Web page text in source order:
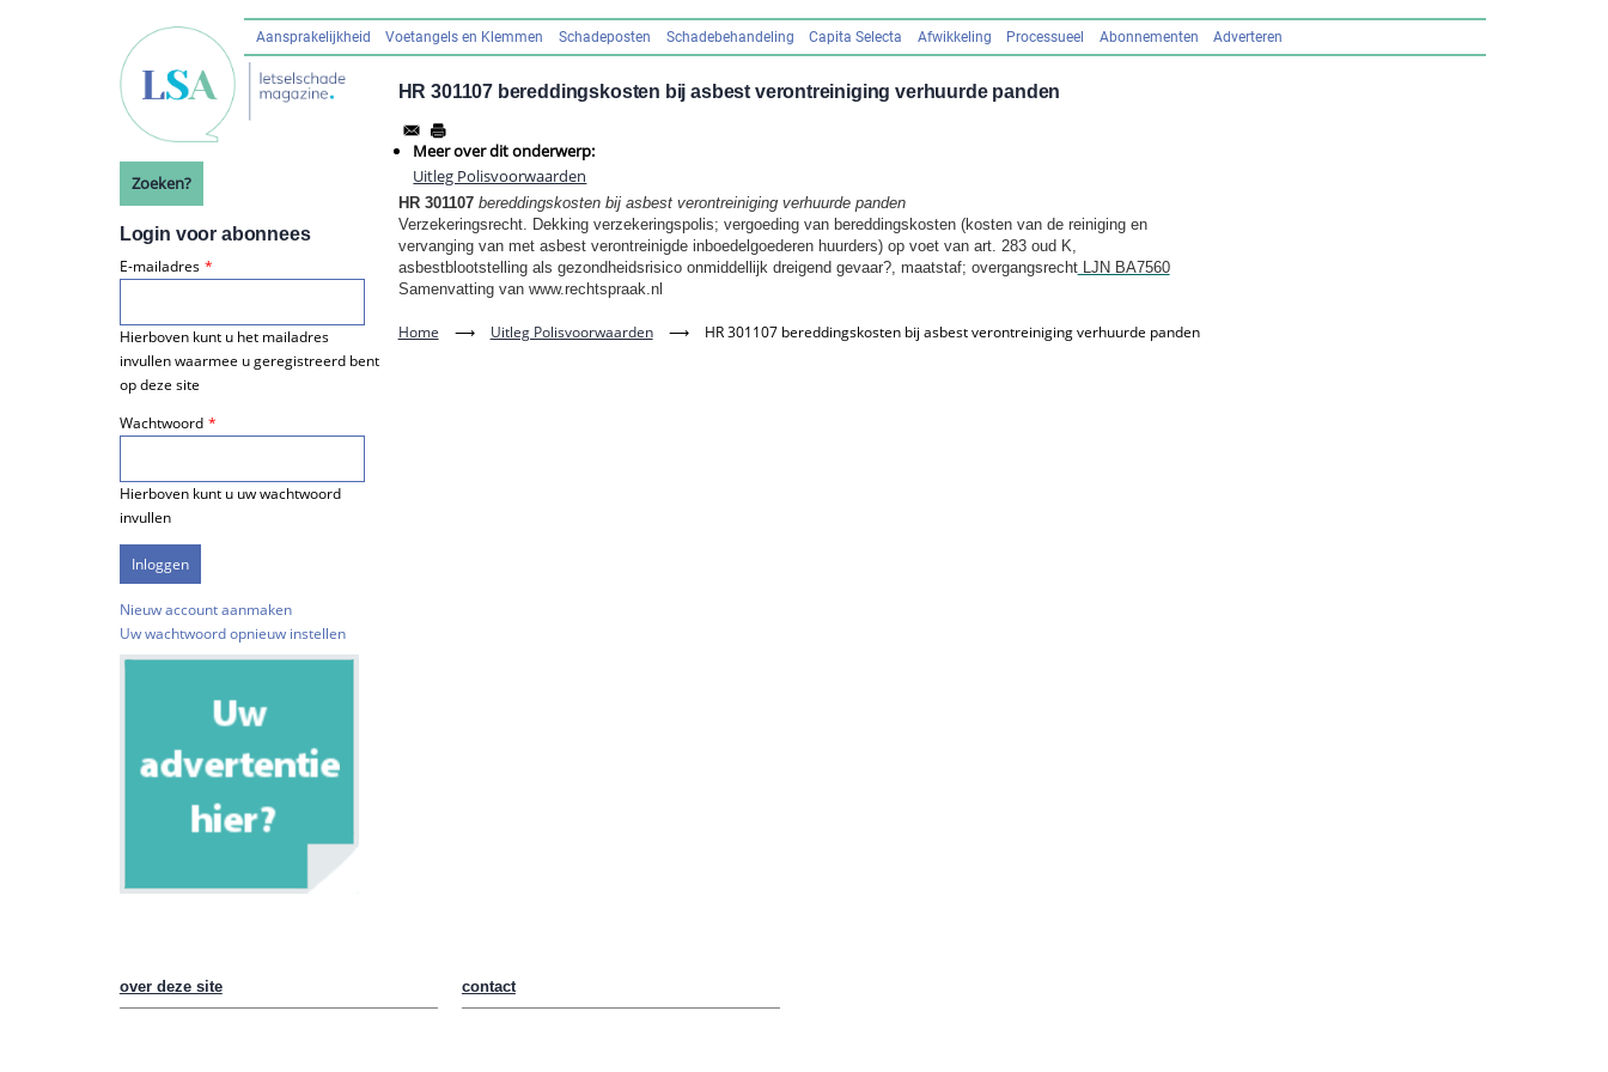
Hoofdnavigatie
Aansprakelijkheid Voetangels en Klemmen Schadeposten Schadebehandeling Capita Selecta Afwikkeling Processueel Abonnementen Adverteren
HR 301107 bereddingskosten bij asbest verontreiniging verhuurde panden
Meer over dit onderwerp:
Uitleg Polisvoorwaarden
HR 301107 bereddingskosten bij asbest verontreiniging verhuurde panden
Verzekeringsrecht. Dekking verzekeringspolis; vergoeding van bereddingskosten (kosten van de reiniging en
vervanging van met asbest verontreinigde inboedelgoederen huurders) op voet van art. 283 oud K,
asbestblootstelling als gezondheidsrisico onmiddellijk dreigend gevaar?, maatstaf; overgangsrechtLJN BA7560
Samenvatting van www.rechtspraak.nl
Home ⟶ Uitleg Polisvoorwaarden ⟶ HR 301107 bereddingskosten bij asbest verontreiniging verhuurde panden
Zoeken?
Login voor abonnees
E-mailadres
Hierboven kunt u het mailadres
invullen waarmee u geregistreerd bent
op deze site
Wachtwoord
Hierboven kunt u uw wachtwoord
invullen
Nieuw account aanmaken
Uw wachtwoord opnieuw instellen
over deze site contact